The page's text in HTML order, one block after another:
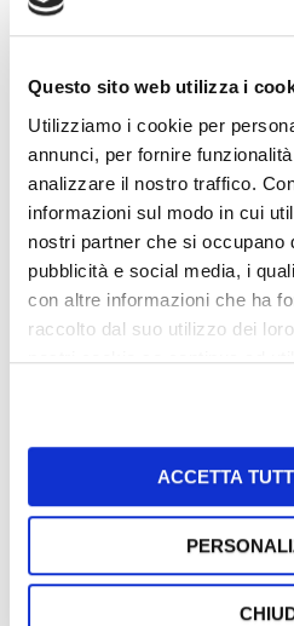
Questo sito web utilizza i
Utilizziamo i cookie per
annunci, per fornire
analizzare il nostro traffico.
informazioni sul modo in cui
nostri partner che si occupano
pubblicità e social media, i
con altre informazioni che ha
raccolto dal suo utilizzo dei
nostri cookie se continua ad
ACCETTA
10 Giu 2026
UFI Filters
King nelle
endurance
in Europa e
britannico Harry King
Leggi tutto